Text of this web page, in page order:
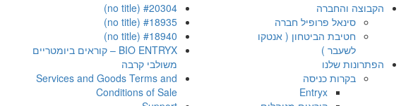
#20304 (no title)
#18935 (no title)
#18940 (no title)
BIO ENTRYX – קוראים ביומטריים
משולבי קרבה
Services and Goods Terms and
Conditions of Sale
הקבוצה והחברה
סינאל פרופיל חברה
חטיבת הביטחון ( אנטקו
לשעבר )
הפתרונות שלנו
בקרות כניסה
Entryx